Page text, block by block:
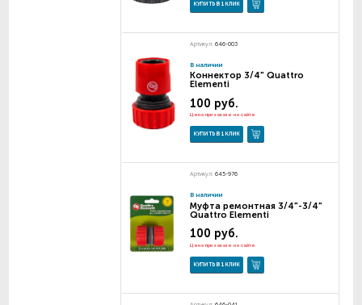
КУПИТЬ В 1 КЛИК
Артикул: 646-003
В наличии
Коннектор 3/4" Quattro
Elementi
100 руб.
Цена при заказе на сайте
КУПИТЬ В 1 КЛИК
Артикул: 645-976
В наличии
Муфта ремонтная 3/4"-3/4"
Quattro Elementi
100 руб.
Цена при заказе на сайте
КУПИТЬ В 1 КЛИК